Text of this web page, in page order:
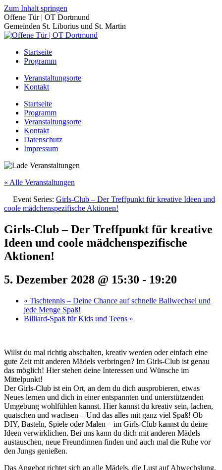
Zum Inhalt springen
Offene Tür | OT Dortmund
Gemeinden St. Liborius und St. Martin
Startseite
Programm
Veranstaltungsorte
Kontakt
Startseite
Programm
Veranstaltungsorte
Kontakt
Datenschutz
Impressum
« Alle Veranstaltungen
Event Series: Girls-Club – Der Treffpunkt für kreative Ideen und
coole mädchenspezifische Aktionen!
Girls-Club – Der Treffpunkt für kreative
Ideen und coole mädchenspezifische
Aktionen!
5. Dezember 2028 @ 15:30 - 19:20
« Tischtennis – Deine Chance auf schnelle Ballwechsel und
jede Menge Spaß!
Billiard-Spaß für Kids und Teens »
Willst du mal richtig abschalten, kreativ werden oder einfach eine
gute Zeit mit anderen Mädels verbringen? Im Girls-Club ist genau
das möglich! Hier stehen deine Interessen und Wünsche im
Mittelpunkt!
Der Girls-Club ist ein Ort, an dem du dich ausprobieren, etwas
Neues lernen und dich in einer entspannten und unterstützenden
Umgebung wohlfühlen kannst. Hier kannst du kreativ sein, lachen,
quatschen und wachsen – Und das alles mit ganz viel Spaß! Ob
DIY, Basteln, Spiele oder Malen – im Girls-Club kannst du deine
Ideen verwirklichen. Bei uns kann du dich mit anderen Mädels
austauschen, neue Freundinnen finden und auch mal die Ruhe vor
den Jungs genießen.
Das Angebot richtet sich an alle Mädels, die Lust auf Abwechslung,